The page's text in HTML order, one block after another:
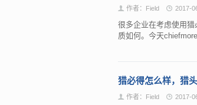
作者：Field 2017-
很多企业在考虑使用
质如何。今天
猎必得怎么样，猎
作者：Field 2017-